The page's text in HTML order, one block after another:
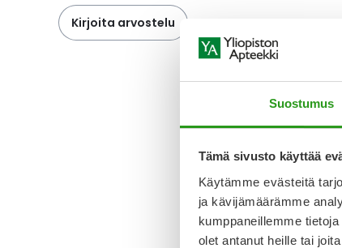
Suostumus
Tämä sivusto käyttää
Käytämme evästeitä
ja kävijämäärämme
kumppaneillemme
olet antanut heille tai
Kirjoita arvostelu